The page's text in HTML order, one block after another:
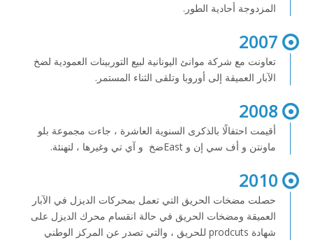
المزدوجة أحادية الطور.
2007
تعاونت مع شركة موانئ اليونانية لبيع التوربينات العمودية لضخ
الآبار العميقة إلى أوروبا وتلقى الثناء المستمر.
2008
أقيمت احتفالًا بالذكرى السنوية العاشرة ، جاءت مجموعة بلو
ماونتن و أف سي إن و East ضخ و آي تي وغيرها ، لتهنئة.
2010
حصلت مضخات الحريق التي تعمل بمحركات الديزل في الآبار
العميقة ومضخات الحريق في حالة انقسام محرك الديزل على
شهادة prodcuts للحريق ، والتي تصدر عن المركز الوطني